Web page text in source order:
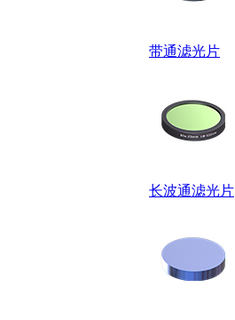
带通滤光片
长波通滤光片